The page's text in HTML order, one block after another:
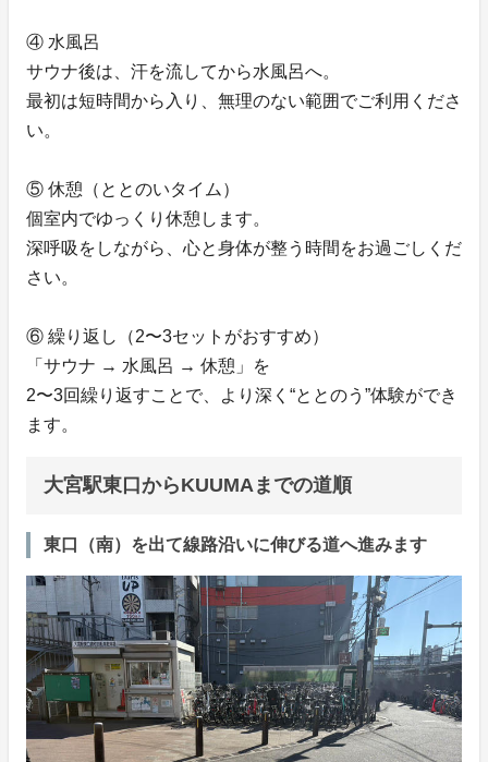
④ 水風呂
サウナ後は、汗を流してから水風呂へ。
最初は短時間から入り、無理のない範囲でご利用くださ
い。
⑤ 休憩（ととのいタイム）
個室内でゆっくり休憩します。
深呼吸をしながら、心と身体が整う時間をお過ごしくだ
さい。
⑥ 繰り返し（2〜3セットがおすすめ）
「サウナ → 水風呂 → 休憩」を
2〜3回繰り返すことで、より深く“ととのう”体験ができ
ます。
大宮駅東口からKUUMAまでの道順
東口（南）を出て線路沿いに伸びる道へ進みます